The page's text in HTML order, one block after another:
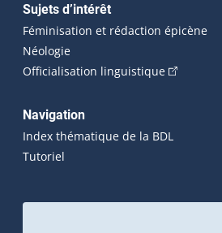
Sujets d’intérêt
Féminisation et rédaction épicène
Néologie
Officialisation linguistique(Cet
Navigation
Index thématique de la BDL
Tutoriel